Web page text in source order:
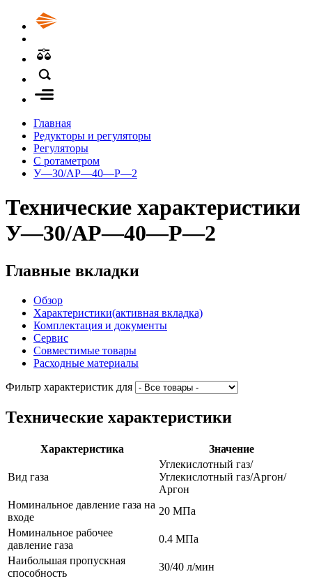
Главная
Редукторы и регуляторы
Регуляторы
С ротаметром
У—30/АР—40—Р—2
Технические характеристики
У—30/АР—40—Р—2
Главные вкладки
Обзор
Характеристики(активная вкладка)
Комплектация и документы
Сервис
Совместимые товары
Расходные материалы
Фильтр характеристик для
Технические характеристики
Характеристика Значение
Вид газа
Углекислотный газ/
Углекислотный газ/Аргон/
Аргон
Номинальное давление газа на
входе
20 МПа
Номинальное рабочее
давление газа
0.4 МПа
Наибольшая пропускная
способность
30/40 л/мин